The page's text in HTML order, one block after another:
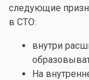
следующие
в СТО:
внутри
На